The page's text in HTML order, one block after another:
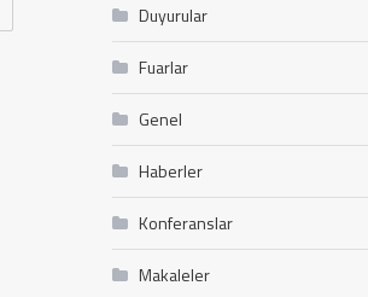
Duyurular
Fuarlar
Genel
Haberler
Konferanslar
Makaleler